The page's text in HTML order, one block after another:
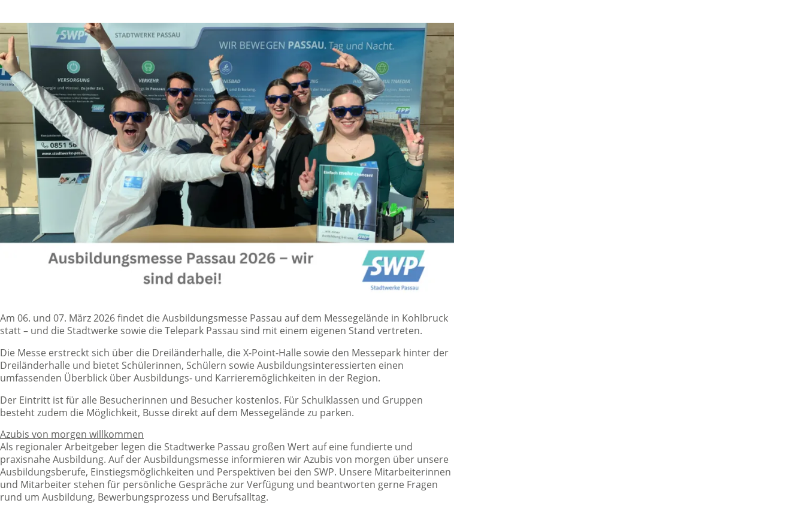
Am 06. und 07. März 2026 findet die Ausbildungsmesse Passau auf dem Messegelände in Kohlbruck
statt – und die Stadtwerke sowie die Telepark Passau sind mit einem eigenen Stand vertreten.
Die Messe erstreckt sich über die Dreiländerhalle, die X-Point-Halle sowie den Messepark hinter der
Dreiländerhalle und bietet Schülerinnen, Schülern sowie Ausbildungsinteressierten einen
umfassenden Überblick über Ausbildungs- und Karrieremöglichkeiten in der Region.
Der Eintritt ist für alle Besucherinnen und Besucher kostenlos. Für Schulklassen und Gruppen
besteht zudem die Möglichkeit, Busse direkt auf dem Messegelände zu parken.
Azubis von morgen willkommen
Als regionaler Arbeitgeber legen die Stadtwerke Passau großen Wert auf eine fundierte und
praxisnahe Ausbildung. Auf der Ausbildungsmesse informieren wir Azubis von morgen über unsere
Ausbildungsberufe, Einstiegsmöglichkeiten und Perspektiven bei den SWP. Unsere Mitarbeiterinnen
und Mitarbeiter stehen für persönliche Gespräche zur Verfügung und beantworten gerne Fragen
rund um Ausbildung, Bewerbungsprozess und Berufsalltag.